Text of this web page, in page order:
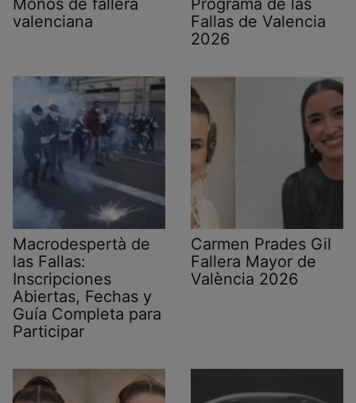
Moños de fallera
valenciana
Programa de las
Fallas de Valencia
2026
Macrodespertà de
las Fallas:
Inscripciones
Abiertas, Fechas y
Guía Completa para
Participar
Carmen Prades Gil
Fallera Mayor de
València 2026